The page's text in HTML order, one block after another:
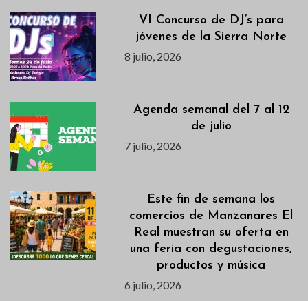
VI Concurso de DJ’s para
jóvenes de la Sierra Norte
8 julio, 2026
Agenda semanal del 7 al 12
de julio
7 julio, 2026
Este fin de semana los
comercios de Manzanares El
Real muestran su oferta en
una feria con degustaciones,
productos y música
6 julio, 2026